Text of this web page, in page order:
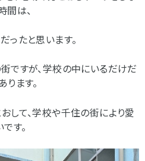
間は、
ったと思います。
ですが、学校の中にいるだけだ
ます。
して、学校や千住の街により愛
す。